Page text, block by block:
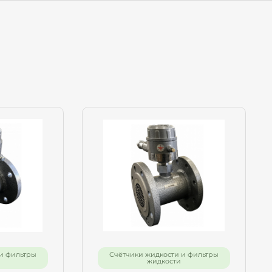
фильтры Счётчики жидкости и фильтры
жидкости